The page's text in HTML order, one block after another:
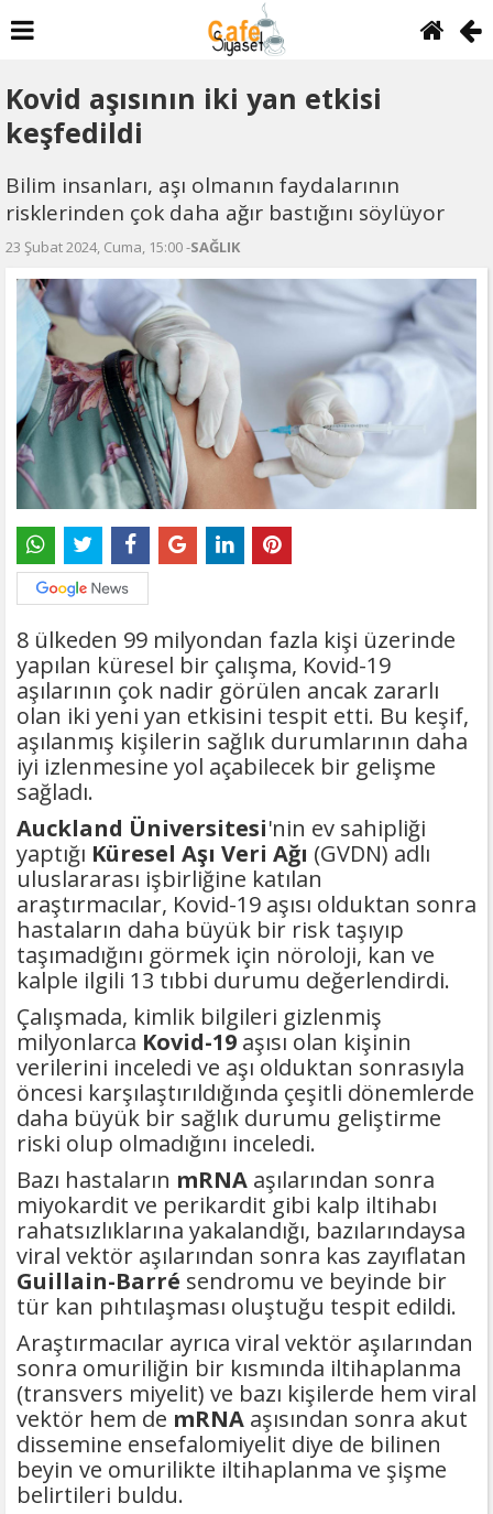
Kovid aşısının iki yan etkisi
keşfedildi
Bilim insanları, aşı olmanın faydalarının
risklerinden çok daha ağır bastığını söylüyor
23 Şubat 2024, Cuma, 15:00 -SAĞLIK
8 ülkeden 99 milyondan fazla kişi üzerinde
yapılan küresel bir çalışma, Kovid-19
aşılarının çok nadir görülen ancak zararlı
olan iki yeni yan etkisini tespit etti. Bu keşif,
aşılanmış kişilerin sağlık durumlarının daha
iyi izlenmesine yol açabilecek bir gelişme
sağladı.
Auckland Üniversitesi'nin ev sahipliği
yaptığı Küresel Aşı Veri Ağı (GVDN) adlı
uluslararası işbirliğine katılan
araştırmacılar, Kovid-19 aşısı olduktan sonra
hastaların daha büyük bir risk taşıyıp
taşımadığını görmek için nöroloji, kan ve
kalple ilgili 13 tıbbi durumu değerlendirdi.
Çalışmada, kimlik bilgileri gizlenmiş
milyonlarca Kovid-19 aşısı olan kişinin
verilerini inceledi ve aşı olduktan sonrasıyla
öncesi karşılaştırıldığında çeşitli dönemlerde
daha büyük bir sağlık durumu geliştirme
riski olup olmadığını inceledi.
Bazı hastaların mRNA aşılarından sonra
miyokardit ve perikardit gibi kalp iltihabı
rahatsızlıklarına yakalandığı, bazılarındaysa
viral vektör aşılarından sonra kas zayıflatan
Guillain-Barré sendromu ve beyinde bir
tür kan pıhtılaşması oluştuğu tespit edildi.
Araştırmacılar ayrıca viral vektör aşılarından
sonra omuriliğin bir kısmında iltihaplanma
(transvers miyelit) ve bazı kişilerde hem viral
vektör hem de mRNA aşısından sonra akut
dissemine ensefalomiyelit diye de bilinen
beyin ve omurilikte iltihaplanma ve şişme
belirtileri buldu.